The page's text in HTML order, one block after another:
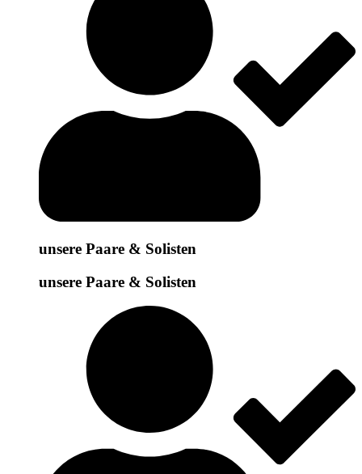
unsere Paare & Solisten
unsere Paare & Solisten